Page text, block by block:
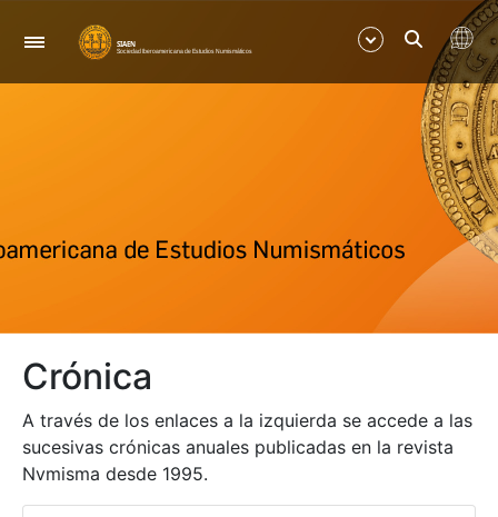
Navegació
Mostra/Amaga
Mostra/Amaga
Crónica
A través de los enlaces a la izquierda se accede a las
sucesivas crónicas anuales publicadas en la revista
Nvmisma desde 1995.